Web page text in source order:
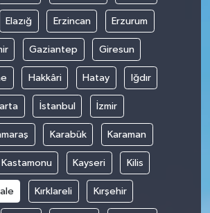
Elazığ Erzincan Erzurum
Gaziantep Giresun
Hakkâri Hatay Iğdır
İstanbul İzmir
Karabük Karaman
Kastamonu Kayseri Kilis
Kırklareli Kırşehir